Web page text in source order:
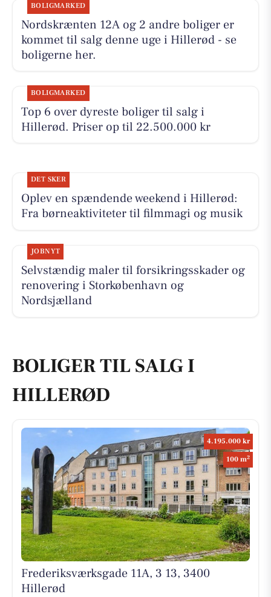
BOLIGMARKED
Nordskrænten 12A og 2 andre boliger er
kommet til salg denne uge i Hillerød - se
boligerne her.
BOLIGMARKED
Top 6 over dyreste boliger til salg i
Hillerød. Priser op til 22.500.000 kr
DET SKER
Oplev en spændende weekend i Hillerød:
Fra børneaktiviteter til filmmagi og musik
JOBNYT
Selvstændig maler til forsikringsskader og
renovering i Storkøbenhavn og
Nordsjælland
BOLIGER TIL SALG I
HILLERØD
4.195.000 kr
100 m2
Frederiksværksgade 11A, 3 13, 3400
Hillerød